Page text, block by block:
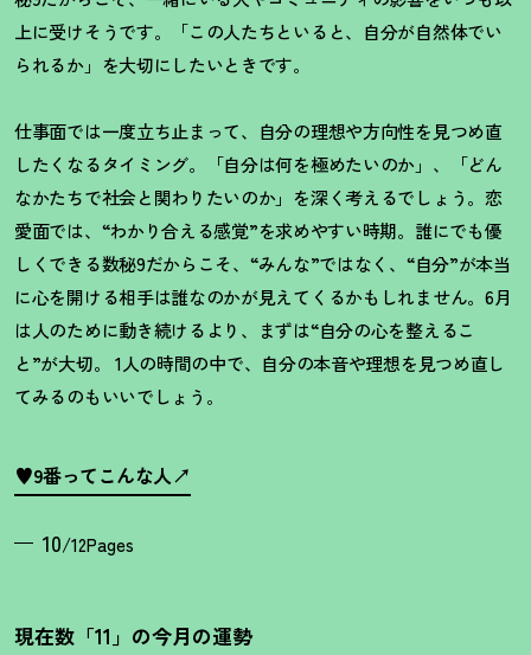
上に受けそうです。「この人たちといると、自分が自然体でい
られるか」を大切にしたいときです。
仕事面では一度立ち止まって、自分の理想や方向性を見つめ直
したくなるタイミング。「自分は何を極めたいのか」、「どん
なかたちで社会と関わりたいのか」を深く考えるでしょう。恋
愛面では、 “わかり合える感覚”を求めやすい時期。誰にでも優
しくできる数秘9だからこそ、 “みんな”ではなく、 “自分”が本当
に心を開ける相手は誰なのかが見えてくるかもしれません。 6月
は人のために動き続けるより、まずは“自分の心を整えるこ
と”が大切。 1人の時間の中で、自分の本音や理想を見つめ直し
てみるのもいいでしょう。
♥9番ってこんな人
10/12Pages
現在数「11」の今月の運勢